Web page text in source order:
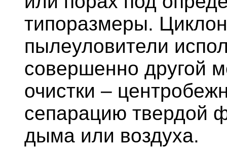
типоразмеры.
пылеуловители
совершенно другой
очистки –
сепарацию твердой
дыма или воздуха.